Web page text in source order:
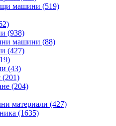
машини (519)
(938)
машини (88)
(427)
(43)
(201)
(204)
материали (427)
(1635)